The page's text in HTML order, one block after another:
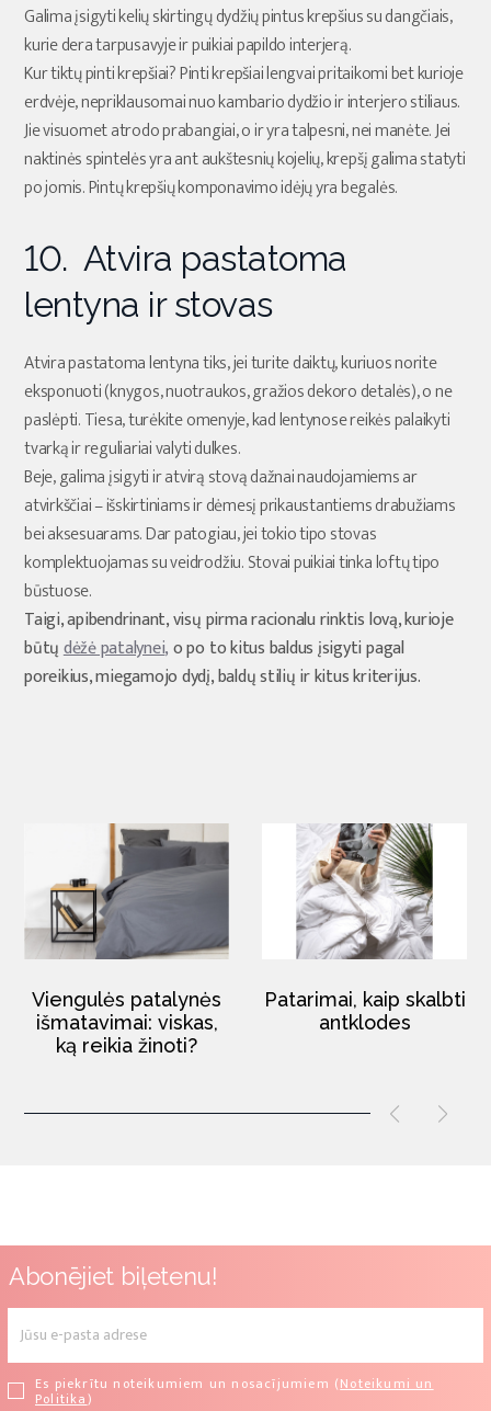
Galima įsigyti kelių skirtingų dydžių pintus krepšius su dangčiais,
kurie dera tarpusavyje ir puikiai papildo interjerą.
Kur tiktų pinti krepšiai? Pinti krepšiai lengvai pritaikomi bet kurioje
erdvėje, nepriklausomai nuo kambario dydžio ir interjero stiliaus.
Jie visuomet atrodo prabangiai, o ir yra talpesni, nei manėte. Jei
naktinės spintelės yra ant aukštesnių kojelių, krepšį galima statyti
po jomis. Pintų krepšių komponavimo idėjų yra begalės.
10. Atvira pastatoma
lentyna ir stovas
Atvira pastatoma lentyna tiks, jei turite daiktų, kuriuos norite
eksponuoti (knygos, nuotraukos, gražios dekoro detalės), o ne
paslėpti. Tiesa, turėkite omenyje, kad lentynose reikės palaikyti
tvarką ir reguliariai valyti dulkes.
Beje, galima įsigyti ir atvirą stovą dažnai naudojamiems ar
atvirkščiai – išskirtiniams ir dėmesį prikaustantiems drabužiams
bei aksesuarams. Dar patogiau, jei tokio tipo stovas
komplektuojamas su veidrodžiu. Stovai puikiai tinka loftų tipo
būstuose.
Taigi, apibendrinant, visų pirma racionalu rinktis lovą, kurioje
būtųdėžė patalynei,o po to kitus baldus įsigyti pagal
poreikius, miegamojo dydį, baldų stilių ir kitus kriterijus.
Viengulės patalynės
išmatavimai: viskas,
ką reikia žinoti?
Patarimai, kaip skalbti
antklodes
Abonējiet biļetenu!
Es piekrītu noteikumiem un nosacījumiem (Noteikumi un
Politika)